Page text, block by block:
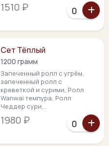
1510 ₽
Сет Тёплый
1200 грамм
Запеченный ролл с угрём,
запеченный ролл с
креветкой и сурими, Ролл
Wanwai темпура, Ролл
Чеддер сури...
1980 ₽